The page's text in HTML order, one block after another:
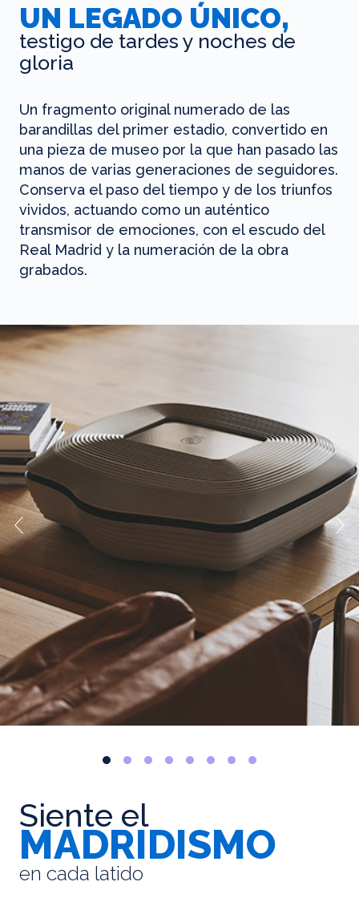
UN LEGADO ÚNICO,
testigo de tardes y noches de
gloria
Un fragmento original numerado de las
barandillas del primer estadio, convertido en
una pieza de museo por la que han pasado las
manos de varias generaciones de seguidores.
Conserva el paso del tiempo y de los triunfos
vividos, actuando como un auténtico
transmisor de emociones, con el escudo del
Real Madrid y la numeración de la obra
grabados.
Siente el
MADRIDISMO
en cada latido